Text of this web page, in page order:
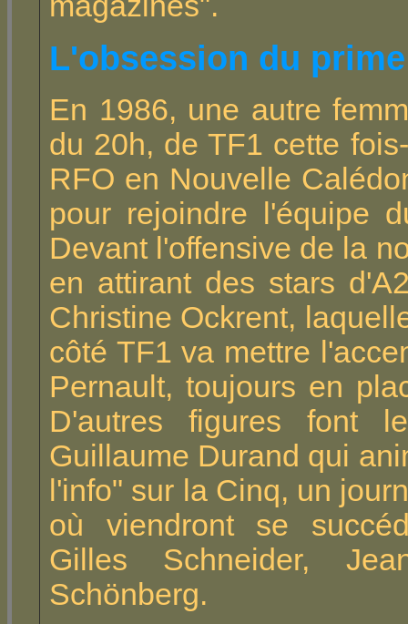
L'obsession du
En 1986, une autre
du 20h, de TF1 cette
RFO en Nouvelle
pour rejoindre l'équipe
Devant l'offensive de la
en attirant des stars
Christine Ockrent,
côté TF1 va mettre
Pernault, toujours en
D'autres figures font
Guillaume Durand qui
l'info" sur la Cinq, un
où viendront se
Gilles Schneider,
Schönberg.